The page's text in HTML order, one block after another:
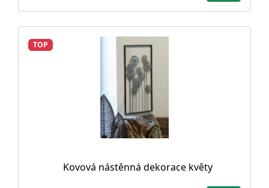
TOP
Kovová nástěnná dekorace květy